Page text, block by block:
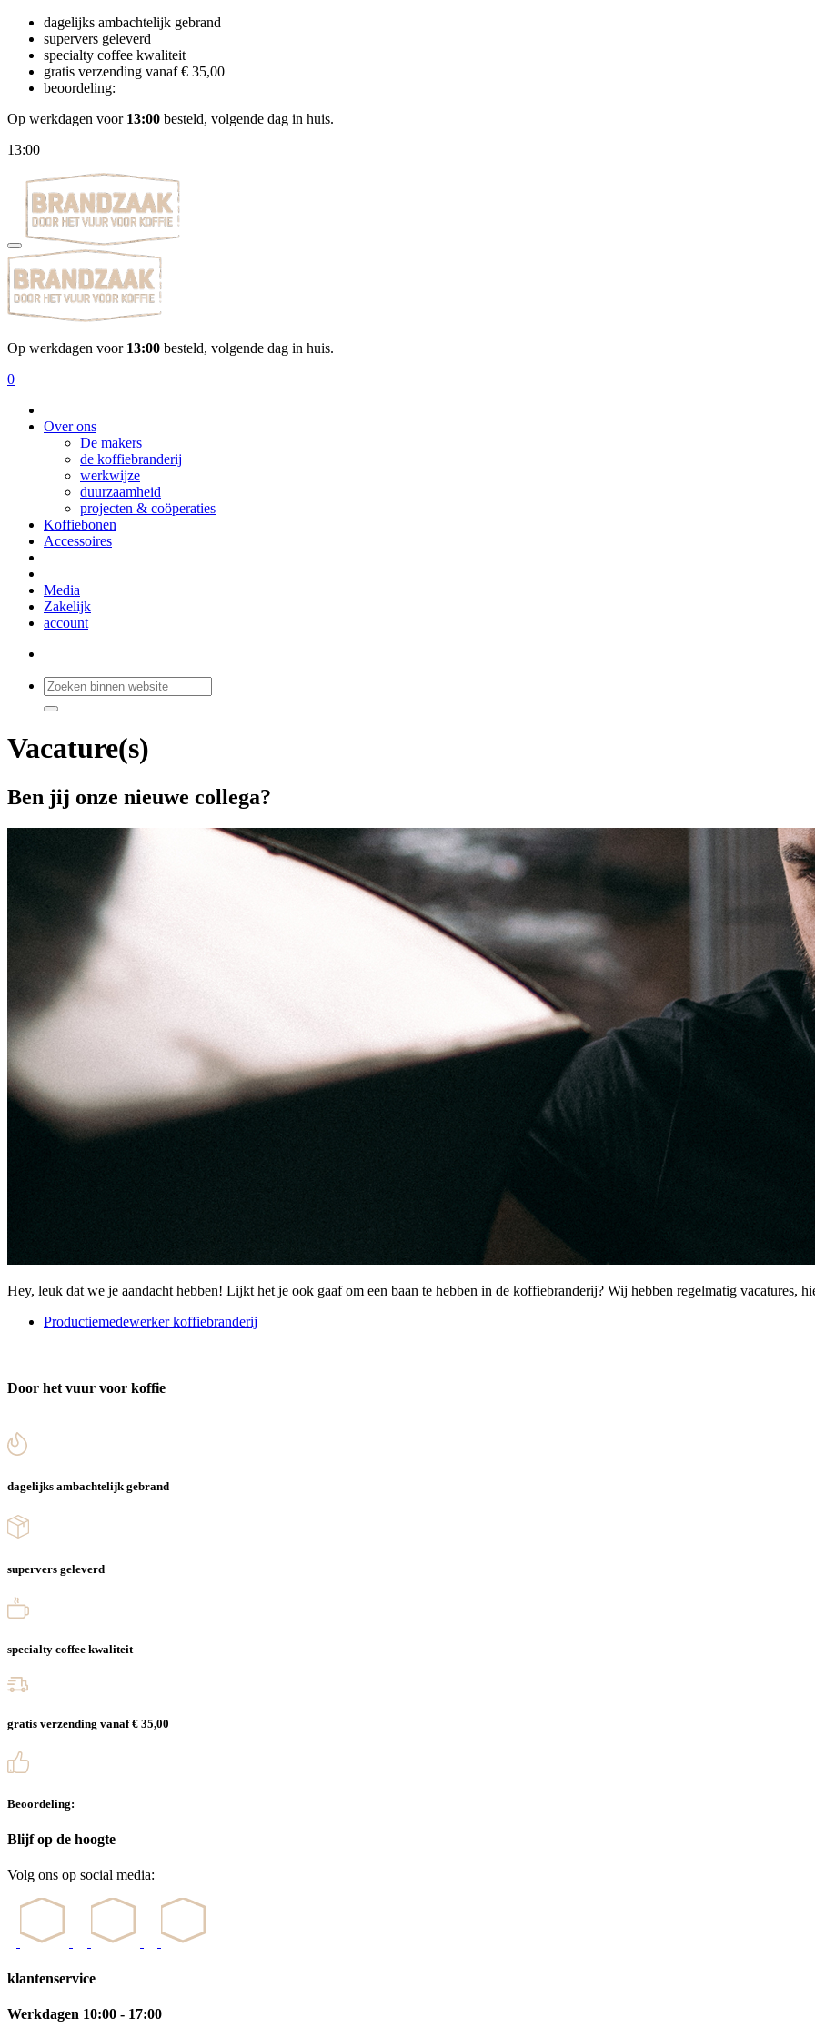
dagelijks ambachtelijk gebrand
supervers geleverd
specialty coffee kwaliteit
gratis verzending vanaf € 35,00
beoordeling:
Op werkdagen voor 13:00 besteld, volgende dag in huis.
13:00
Op werkdagen voor 13:00 besteld, volgende dag in huis.
0
Over ons
De makers
de koffiebranderij
werkwijze
duurzaamheid
projecten & coöperaties
Koffiebonen
Accessoires
Media
Zakelijk
account
Vacature(s)
Ben jij onze nieuwe collega?
Hey, leuk dat we je aandacht hebben! Lijkt het je ook gaaf om een baan te hebben in de koffiebranderij? Wij hebben regelmatig vacatures,
Productiemedewerker koffiebranderij
Door het vuur voor koffie
dagelijks ambachtelijk gebrand
supervers geleverd
specialty coffee kwaliteit
gratis verzending vanaf € 35,00
Beoordeling:
Blijf op de hoogte
Volg ons op social media:
klantenservice
Werkdagen 10:00 - 17:00